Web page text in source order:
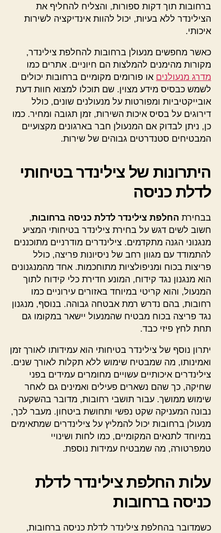
ברחובות תוך דקות ספורות, והצליח להחליף את
הצילינדר ללא בעיות, יכול להוות אינדיקציה לשירות
איכותי.
כאשר מחפשים מנעולן ברחובות להחלפת צילינדר,
מקורות מהימנים להמלצות הם חיוניים. אתרים כמו
מדרג מנעולנים או פורומים מקומיים ברחובות יכולים
לשמש כבסיס מידע מצוין. שם תוכלו למצוא חוות דעת
אובייקטיביות ומפורטות על מנעולנים שונים, כולל
דירוגים על בסיס איכות השירות, זמן תגובה ומחיר. כמו
כן, ניתן לבדוק אם המנעולן חבר בארגונים מקצועיים
המבטיחים סטנדרטים גבוהים של שירות.
היתרונות של צילינדר בטיחותי
לדלת כניסה
בבחירת החלפת צילינדר לדלת כניסה ברחובות,
חשוב לשים דגש על בחירת צילינדר בטיחותי המציע
מנגנוני הגנה מתקדמים. צילינדרים מודרניים מתוכננים
להתמודד עם מגוון רחב של ניסיונות פריצה, כולל
פריצות בכוח ומניפולציות מתוחכמות. אחד מהמנגנונים
הוא מנגנון נגד קידוח, המונע חדירת כלי קידוח לתוך
המנעול, והוא קריטי במיוחד באזורים עירוניים כמו
רחובות, בהם נדרש רמת אבטחה גבוהה. בנוסף, מנגנון
נגד פריצה בכוח מבטיח שהמנעול יישאר במקומו גם
תחת לחץ פיזי כבד.
יתרון נוסף של צילינדר בטיחותי הוא עמידותו לאורך זמן
ואמינותו, מה שמבטיח שימוש ללא תקלות לאורך שנים.
צילינדרים איכותיים עשויים מחומרים עמידים בפני
שחיקה, כך שהם נשארים פעילים ואמינים גם לאחר
שימוש ממושך. עבור תושבי רחובות, מדובר בהשקעה
נבונה המעניקה שקט נפשי ותחושת ביטחון. מעבר לכך,
מנעולן ברחובות יכול להמליץ על צילינדרים שמתאימים
במיוחד לתנאים המקומיים, כמו לחות ושינויי
טמפרטורה, מה שמבטיח עמידות נוספת.
עלות החלפת צילינדר לדלת
כניסה ברחובות
כשמדובר בהחלפת צילינדר לדלת כניסה ברחובות,